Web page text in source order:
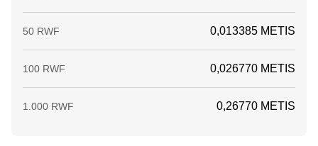
50 RWF 0,013385 METIS
100 RWF 0,026770 METIS
1.000 RWF 0,26770 METIS